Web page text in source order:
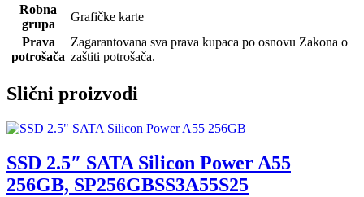
Robna
grupa
Grafičke karte
Prava
potrošača
Zagarantovana sva prava kupaca po osnovu Zakona o
zaštiti potrošača.
Slični proizvodi
SSD 2.5″ SATA Silicon Power A55
256GB, SP256GBSS3A55S25